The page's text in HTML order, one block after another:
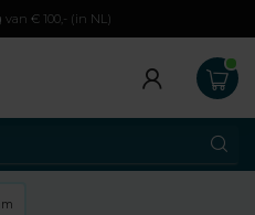
€ 100,- (in NL)